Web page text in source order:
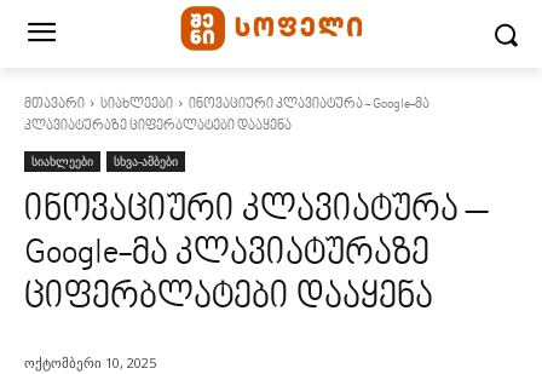
მთავარი სიახლეები
ინოვაციური კლავიატურა - Google-მა
კლავიატურაზე ციფერბლატები დააყენა
სიახლეები სხვა-ამბები
ინოვაციური კლავიატურა –
Google-მა კლავიატურაზე
ციფერბლატები დააყენა
ოქტომბერი 10, 2025